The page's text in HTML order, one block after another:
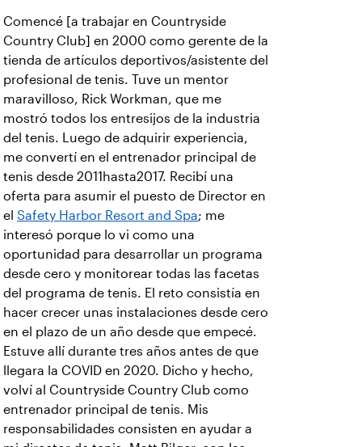
Comencé [a trabajar en Countryside
Country Club] en 2000 como gerente de la
tienda de artículos deportivos/asistente del
profesional de tenis. Tuve un mentor
maravilloso, Rick Workman, que me
mostró todos los entresijos de la industria
del tenis. Luego de adquirir experiencia,
me convertí en el entrenador principal de
tenis desde 2011hasta2017. Recibí una
oferta para asumir el puesto de Director en
el Safety Harbor Resort and Spa; me
interesó porque lo vi como una
oportunidad para desarrollar un programa
desde cero y monitorear todas las facetas
del programa de tenis. El reto consistía en
hacer crecer unas instalaciones desde cero
en el plazo de un año desde que empecé.
Estuve allí durante tres años antes de que
llegara la COVID en 2020. Dicho y hecho,
volví al Countryside Country Club como
entrenador principal de tenis. Mis
responsabilidades consisten en ayudar a